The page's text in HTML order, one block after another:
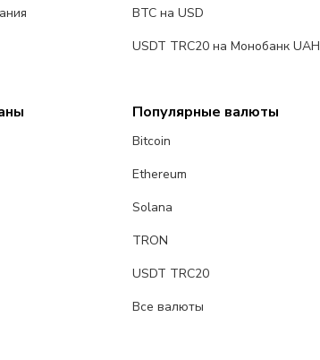
BTC на USD
USDT TRC20 на Монобанк UAH
Популярные валюты
Bitcoin
Ethereum
Solana
TRON
USDT TRC20
Все валюты